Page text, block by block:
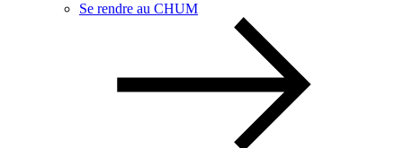
Se rendre au CHUM